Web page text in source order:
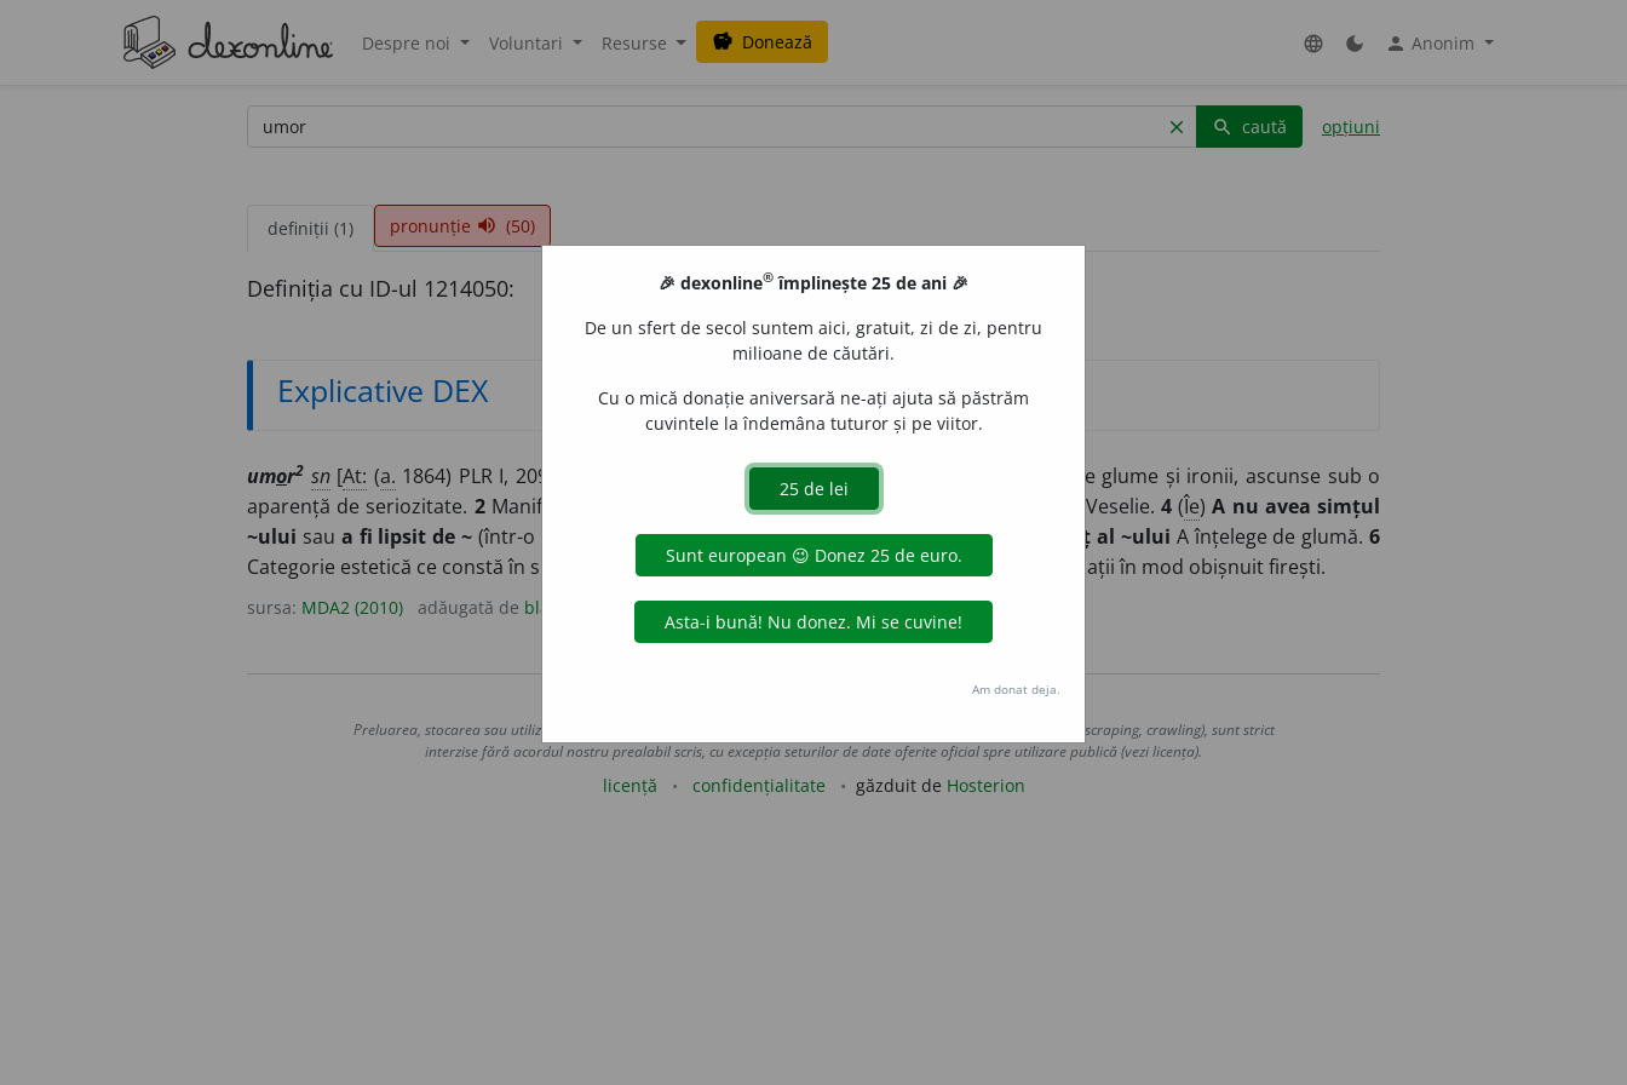
Despre noi Voluntari Resurse savings Donează language dark_mode person Anonim
clear search caută opțiuni
definiții (1) pronunție volume_up (50)
Definiția cu ID-ul 1214050:
Explicative DEX
umor2 sn[At: (a. 1864) PLR I, 209 / ger Humor, fr humour
Înclinație spre glume și ironii, ascunse sub o
aparență de seriozitate. 2Manifestare prin vorbe sau prin scris a acestei înclinații. ) Veselie. 4(Îe)A nu avea simțul
~ului sau a fi lipsit de ~ (într-o anumită situație) A nu înțelege de glumă.5(Îe)A avea simț al ~ului A înțelege de glumă.6
Categorie estetică ce constă în sublinierea incompatibilității și absurdității laturilor unor situații în mod obișnuit firești.
sursa: MDA2 (2010) adăugată de blaurb. acțiuni
Preluarea, stocarea sau utilizarea datelor de pe acest site, inclusiv prin orice metode de extragere automată (web scraping, crawling), sunt strict
interzise fără acordul nostru prealabil scris, cu excepția seturilor de date oferite oficial spre utilizare publică (vezi licența).
licență confidențialitate găzduit de Hosterion
🎉 dexonline® împlinește 25 de ani 🎉
De un sfert de secol suntem aici, gratuit, zi de zi, pentru
milioane de căutări.
Cu o mică donație aniversară ne-ați ajuta să păstrăm
cuvintele la îndemâna tuturor și pe viitor.
Am donat deja.